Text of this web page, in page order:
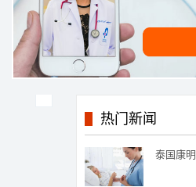
热门新闻
泰国康